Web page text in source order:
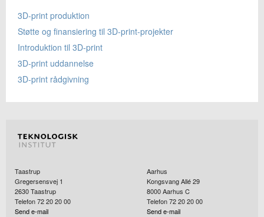
3D-print produktion
Støtte og finansiering til 3D-print-projekter
Introduktion til 3D-print
3D-print uddannelse
3D-print rådgivning
Taastrup
Gregersensvej 1
2630Taastrup
Telefon 72 20 20 00
Send e-mail
Aarhus
Kongsvang Allé 29
8000Aarhus C
Telefon 72 20 20 00
Send e-mail